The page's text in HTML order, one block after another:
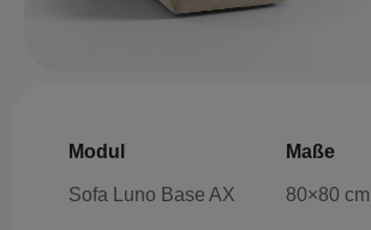
Modul Maße
Sofa Luno Base AX 80×80 cm